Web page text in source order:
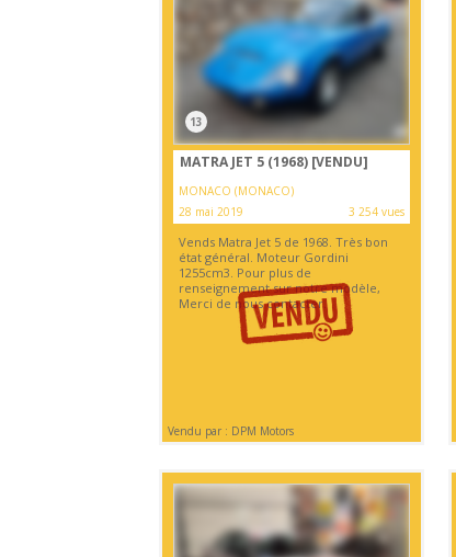
13
MATRA JET 5 (1968) [VENDU]
MONACO (MONACO)
28 mai 2019
3 254 vues
Vends Matra Jet 5 de 1968. Très bon
état général. Moteur Gordini
1255cm3. Pour plus de
renseignement sur notre modèle,
Merci de nous contacter.
Vendu par : DPM Motors